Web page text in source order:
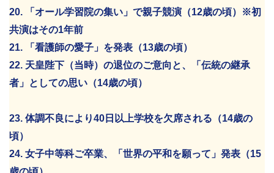
20. 「オール学習院の集い」で親子競演（12歳の頃）※初
共演はその1年前
21. 「看護師の愛子」を発表（13歳の頃）
22. 天皇陛下（当時）の退位のご意向と、「伝統の継承
者」としての思い（14歳の頃）
23. 体調不良により40日以上学校を欠席される（14歳の
頃）
24. 女子中等科ご卒業、「世界の平和を願って」発表（15